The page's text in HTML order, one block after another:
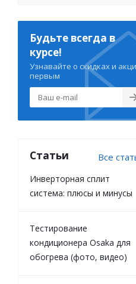
Будьте всегда в
курсе!
Узнавайте о скидках и
первым
Статьи Все
Инверторная сплит
система: плюсы и минусы
Тестирование
кондиционера Osaka для
обогрева (фото, видео)